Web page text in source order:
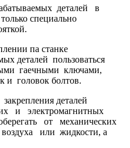
деталей в
специально
па станке
деталей пользоваться
гаечными клю­чами,
и головок болтов.
деталей
и электромагнитных
от механиче­ских
или жидкости, а